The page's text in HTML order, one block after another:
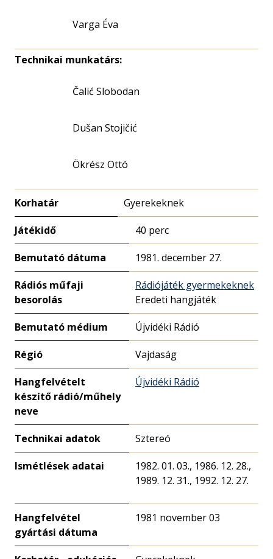
Varga Éva
Technikai munkatárs:
Čalić Slobodan
Dušan Stojičić
Ökrész Ottó
Korhatár Gyerekeknek
Játékidő 40 perc
Bemutató dátuma 1981. december 27.
Rádiós műfaji
besorolás
Rádiójáték gyermekeknek
Eredeti hangjáték
Bemutató médium Újvidéki Rádió
Régió Vajdaság
Hangfelvételt
készítő rádió/műhely
neve
Újvidéki Rádió
Technikai adatok Sztereó
Ismétlések adatai
1982. 01. 03., 1986. 12. 28.,
1989. 12. 31., 1992. 12. 27.
Hangfelvétel
gyártási dátuma
1981 november 03